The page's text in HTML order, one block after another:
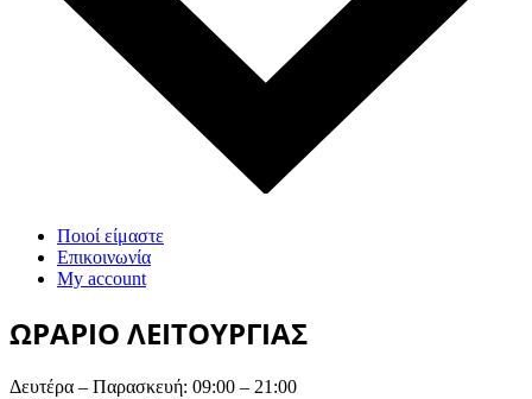
Ποιοί είμαστε
Επικοινωνία
My account
ΩΡΑΡΙΟ ΛΕΙΤΟΥΡΓΙΑΣ
Δευτέρα – Παρασκευή: 09:00 – 21:00